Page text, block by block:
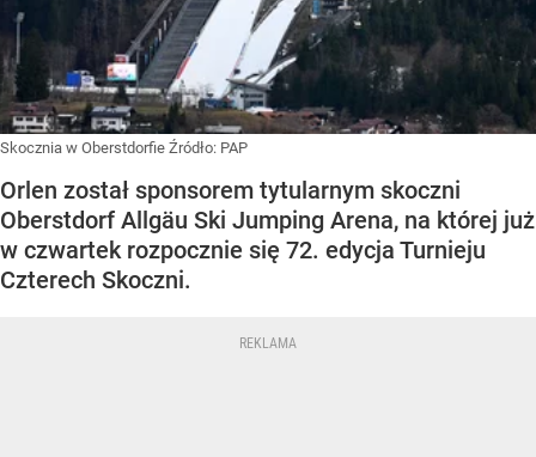
Skocznia w Oberstdorfie Źródło: PAP
Orlen został sponsorem tytularnym skoczni
Oberstdorf Allgäu Ski Jumping Arena, na której już
w czwartek rozpocznie się 72. edycja Turnieju
Czterech Skoczni.